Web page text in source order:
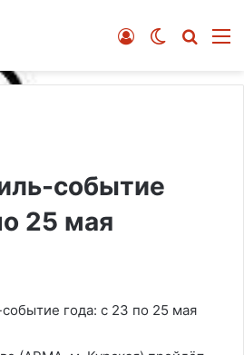
Switch skin
Войти
событие
25 мая